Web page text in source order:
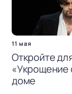
11 мая
Откройте
«Укрощение
доме